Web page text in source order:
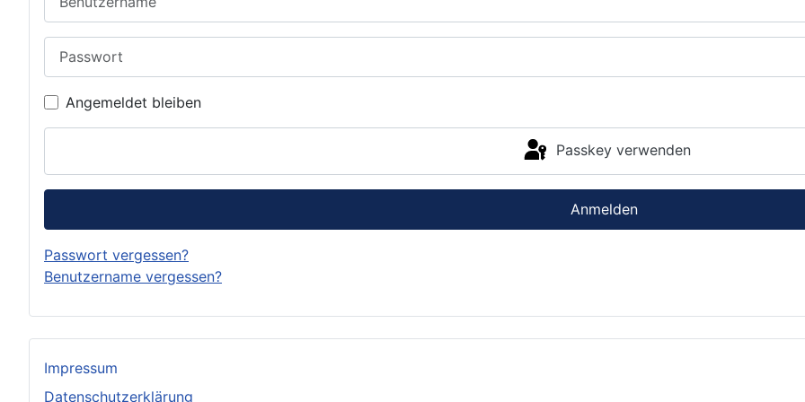
Angemeldet bleiben
Passkey verwenden
Anmelden
Passwort vergessen?
Benutzername vergessen?
Impressum
Datenschutzerklärung